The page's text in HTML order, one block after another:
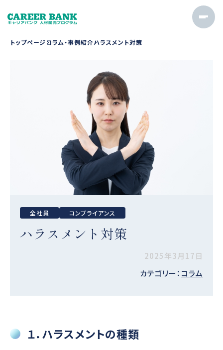
トップページコラム・事例紹介ハラスメント対策
全社員 コンプライアンス
ハラスメント対策
2025年3月17日
カテゴリー： コラム
１．ハラスメントの種類